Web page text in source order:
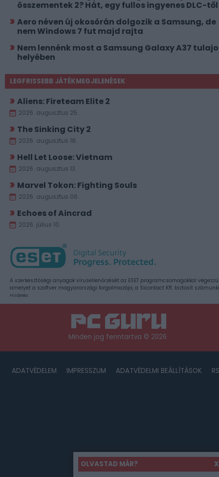
OLVASTAD MÁR? X
összementek 2? Hát, egy fullos ingyenes DLC-
Aero néven új okosórán dolgozik a Samsung, de
nem Windows 7 fut majd rajta
Nem lennénk most a Samsung Galaxy A37
helyében
LEGFRISSEBB JÁTÉKMEGJELENÉSEK
Aliens: Fireteam Elite 2
2026. augusztus 25.
The Sinking City 2
2026. augusztus 18.
Hell Let Loose: Vietnam
2026. augusztus 13.
Marvel Tokon: Fighting Souls
2026. augusztus 06.
Echoes of Aincrad
2026. július 10.
A szerkesztőségi anyagok vírusellenőrzését az ESET programcsomagokkal
amelyet a szoftver magyarországi forgalmazója, a Sicontact Kft. biztosít
Hirdetés
Minden jog fenntartva © 2026
ADATVÉDELEM IMPRESSZUM ADATVÉDELMI BEÁLLÍTÁSOK